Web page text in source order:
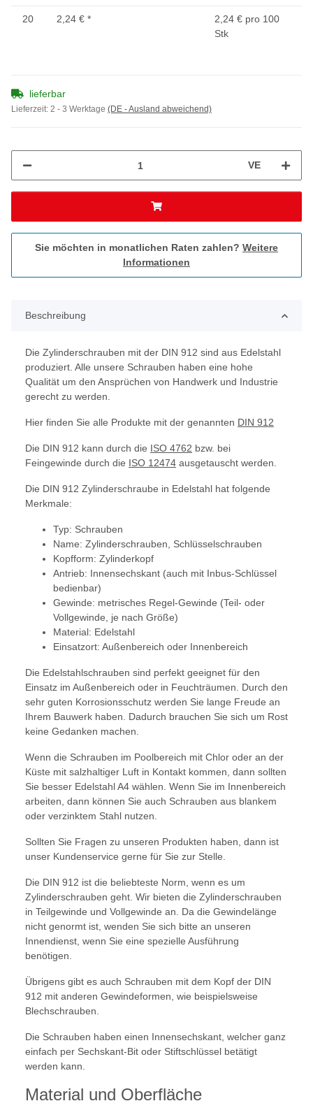
20 2,24 € *
2,24 € pro 100
Stk
lieferbar
Lieferzeit: 2 - 3 Werktage (DE - Ausland abweichend)
VE
Sie möchten in monatlichen Raten zahlen? Weitere
Informationen
Beschreibung
Die Zylinderschrauben mit der DIN 912 sind aus Edelstahl
produziert. Alle unsere Schrauben haben eine hohe
Qualität um den Ansprüchen von Handwerk und Industrie
gerecht zu werden.
Hier finden Sie alle Produkte mit der genannten DIN 912
Die DIN 912 kann durch die ISO 4762 bzw. bei
Feingewinde durch die ISO 12474 ausgetauscht werden.
Die DIN 912 Zylinderschraube in Edelstahl hat folgende
Merkmale:
Typ: Schrauben
Name: Zylinderschrauben, Schlüsselschrauben
Kopfform: Zylinderkopf
Antrieb: Innensechskant (auch mit Inbus-Schlüssel
bedienbar)
Gewinde: metrisches Regel-Gewinde (Teil- oder
Vollgewinde, je nach Größe)
Material: Edelstahl
Einsatzort: Außenbereich oder Innenbereich
Die Edelstahlschrauben sind perfekt geeignet für den
Einsatz im Außenbereich oder in Feuchträumen. Durch den
sehr guten Korrosionsschutz werden Sie lange Freude an
Ihrem Bauwerk haben. Dadurch brauchen Sie sich um Rost
keine Gedanken machen.
Wenn die Schrauben im Poolbereich mit Chlor oder an der
Küste mit salzhaltiger Luft in Kontakt kommen, dann sollten
Sie besser Edelstahl A4 wählen. Wenn Sie im Innenbereich
arbeiten, dann können Sie auch Schrauben aus blankem
oder verzinktem Stahl nutzen.
Sollten Sie Fragen zu unseren Produkten haben, dann ist
unser Kundenservice gerne für Sie zur Stelle.
Die DIN 912 ist die beliebteste Norm, wenn es um
Zylinderschrauben geht. Wir bieten die Zylinderschrauben
in Teilgewinde und Vollgewinde an. Da die Gewindelänge
nicht genormt ist, wenden Sie sich bitte an unseren
Innendienst, wenn Sie eine spezielle Ausführung
benötigen.
Übrigens gibt es auch Schrauben mit dem Kopf der DIN
912 mit anderen Gewindeformen, wie beispielsweise
Blechschrauben.
Die Schrauben haben einen Innensechskant, welcher ganz
einfach per Sechskant-Bit oder Stiftschlüssel betätigt
werden kann.
Material und Oberfläche